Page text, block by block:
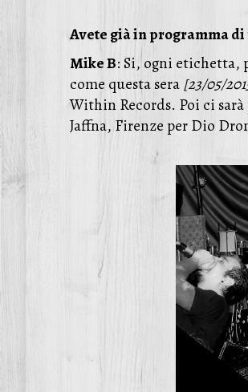
Avete già in programma di
Mike B: Si, ogni etichetta,
come questa sera[23/05/
Within Records. Poi ci
Jaffna, Firenze per Dio